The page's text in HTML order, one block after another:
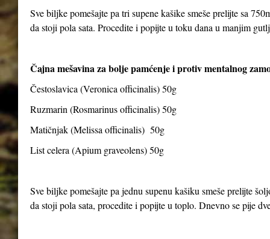
Sve biljke pomešajte pa tri supene kašike smeše prelijte sa
da stoji pola sata. Procedite i popijte u toku dana u manjim
Čajna mešavina za bolje pamćenje i protiv mentalnog
Čestoslavica (Veronica officinalis) 50g
Ruzmarin (Rosmarinus officinalis) 50g
Matičnjak (Melissa officinalis) 50g
List celera (Apium graveolens) 50g
Sve biljke pomešajte pa jednu supenu kašiku smeše prelijte
da stoji pola sata, procedite i popijte u toplo. Dnevno se pije